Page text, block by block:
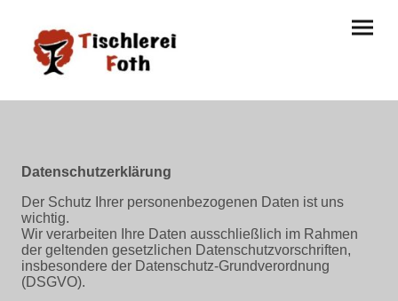
Datenschutzerklärung
Der Schutz Ihrer personenbezogenen Daten ist uns
wichtig.
Wir verarbeiten Ihre Daten ausschließlich im Rahmen
der geltenden gesetzlichen Datenschutzvorschriften,
insbesondere der Datenschutz-Grundverordnung
(DSGVO).